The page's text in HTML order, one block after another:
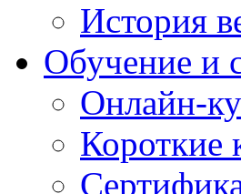
История
Обучение и
Онлайн-
Короткие